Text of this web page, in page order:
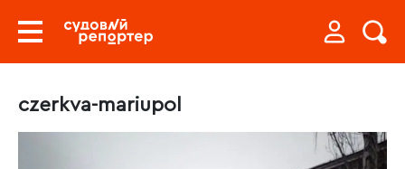
czerkva-mariupol